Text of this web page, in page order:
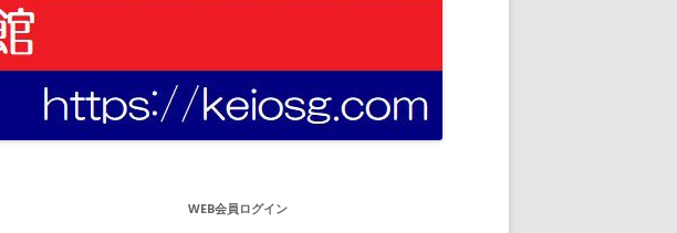
WEB会員ログイン